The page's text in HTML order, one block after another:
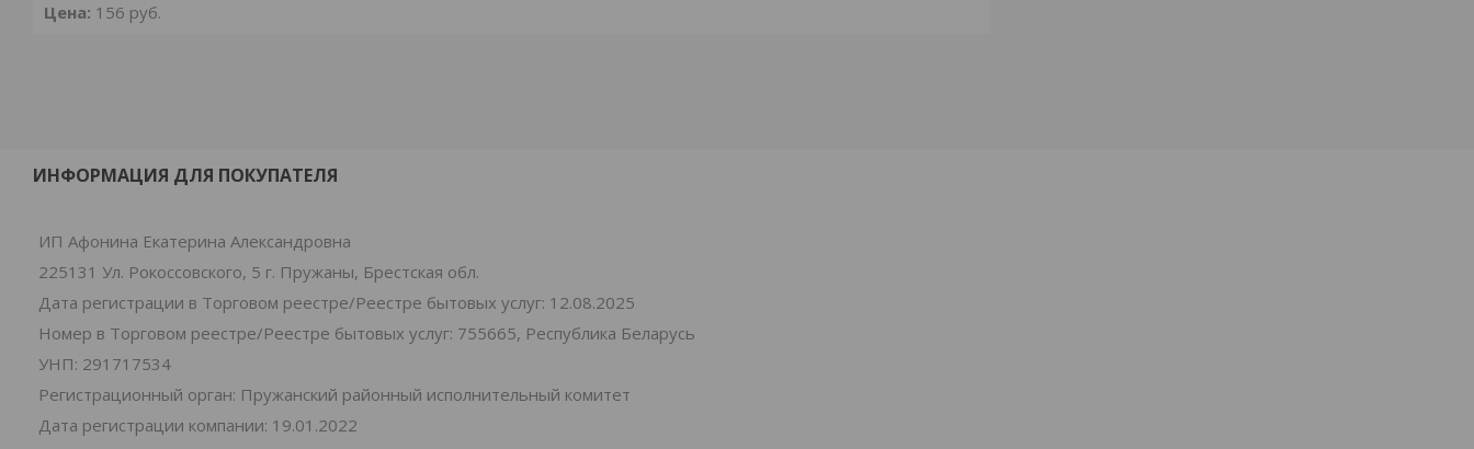
Цена: 156 руб.
ИНФОРМАЦИЯ ДЛЯ ПОКУПАТЕЛЯ
ИП Афонина Екатерина Александровна
225131 Ул. Рокоссовского, 5 г. Пружаны, Брестская обл.
Дата регистрации в Торговом реестре/Реестре бытовых услуг: 12.08.2025
Номер в Торговом реестре/Реестре бытовых услуг: 755665, Республика Беларусь
УНП: 291717534
Регистрационный орган: Пружанский районный исполнительный комитет
Дата регистрации компании: 19.01.2022